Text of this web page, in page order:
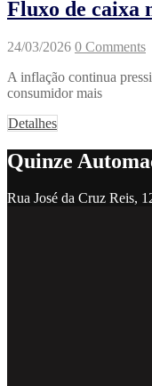
Fluxo de caixa
24/03/2026 0 Comments
A inflação continua
consumidor mais
Detalhes
Quinze
Rua José da Cruz Reis,